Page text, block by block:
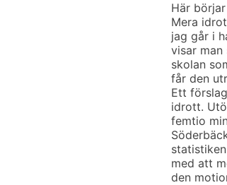
Här
Mera
jag går i
visar man
skolan
får den
Ett
idrott.
femtio
med att
den